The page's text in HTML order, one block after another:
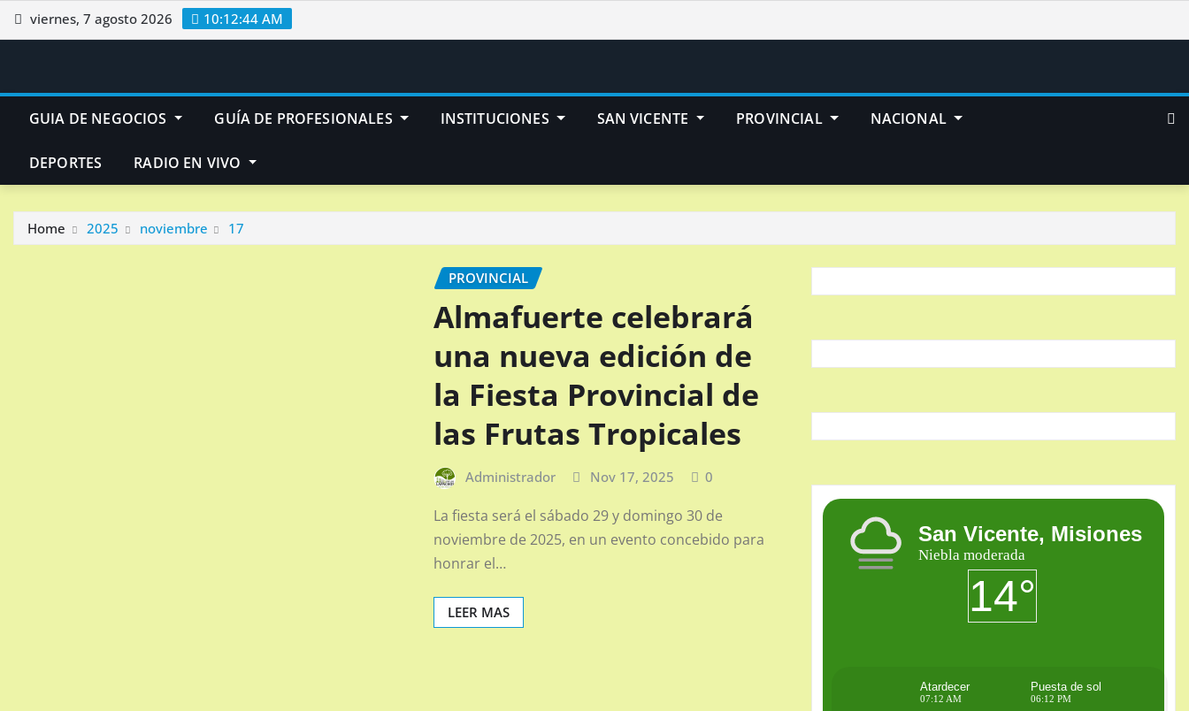
Skip
to
viernes, 7 agosto 2026 10:12:45 AM
GUIA DE NEGOCIOS GUÍA DE PROFESIONALES INSTITUCIONES SAN VICENTE PROVINCIAL NACIONAL
DEPORTES RADIO EN VIVO
Home 2025 noviembre 17
PROVINCIAL
Almafuerte celebrará
una nueva edición de
la Fiesta Provincial de
las Frutas Tropicales
Administrador Nov 17, 2025 0
La fiesta será el sábado 29 y domingo 30 de
noviembre de 2025, en un evento concebido para
honrar el…
LEER MAS
San Vicente, Misiones
Niebla moderada
14°
Atardecer
07:12 AM
Puesta de sol
06:12 PM